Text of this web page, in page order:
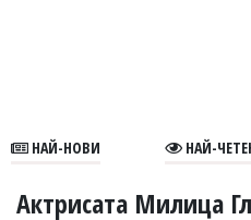
НАЙ-НОВИ НАЙ-
Актрисата Милица